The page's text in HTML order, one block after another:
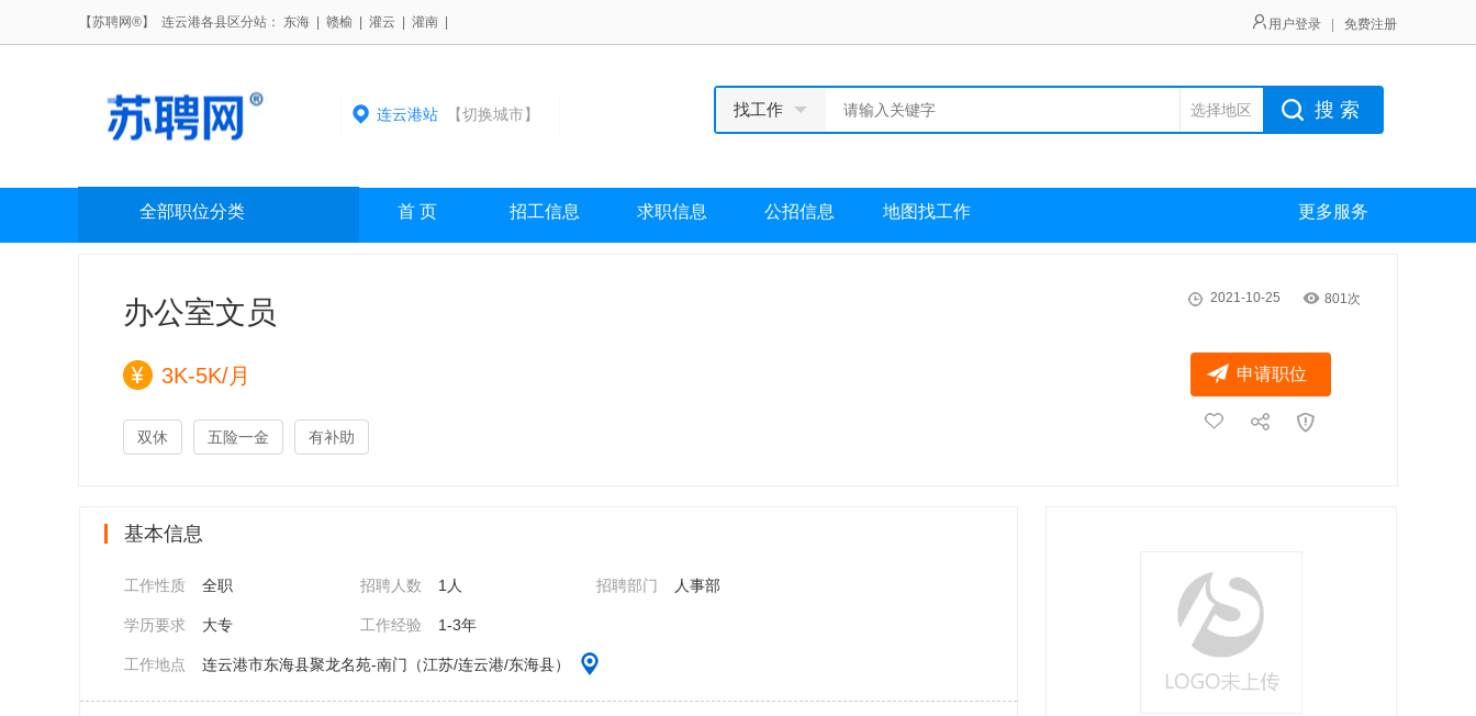
【苏聘网®】 连云港各县区分站： 东海 赣榆 灌云 灌南 用户登录 免费注册
连云港站【切换城市】 找工作 选择地区 搜 索
全部职位分类 首 页 招工信息 求职信息 公招信息 地图找工作 更多服务
2021-10-25 801次
办公室文员
3K-5K/月
双休 五险一金 有补助
申请职位
基本信息
工作性质 全职 招聘人数 1人 招聘部门 人事部
学历要求 大专 工作经验 1-3年
工作地点 连云港市东海县聚龙名苑-南门（江苏/连云港/东海县）